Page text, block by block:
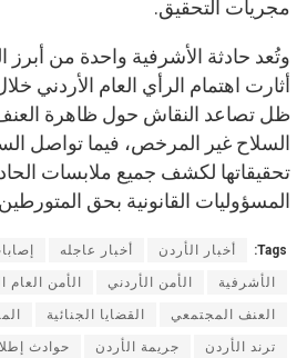
مجريات التحقيق.
وتُعد حادثة الأشرفية واحدة من أبرز
أثارت اهتمام الرأي العام الأردني
ظل تصاعد النقاش حول ظاهرة العنف
السلاح غير المرخص، فيما تواصل
تحقيقاتها لكشف جميع ملابسات
المسؤوليات القانونية بحق
Tags: أخبار الأردن أخبار عاجله
الأشرفية الأمن الأردني الأمن العام
العنف المجتمعي القضايا الجنائية
ترند الأردن جريمة الأردن حوادث